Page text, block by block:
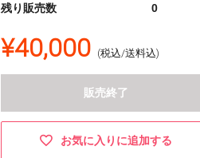
残り販売数 0
¥40,000 (税込/送料込)
販売終了
お気に入りに追加する